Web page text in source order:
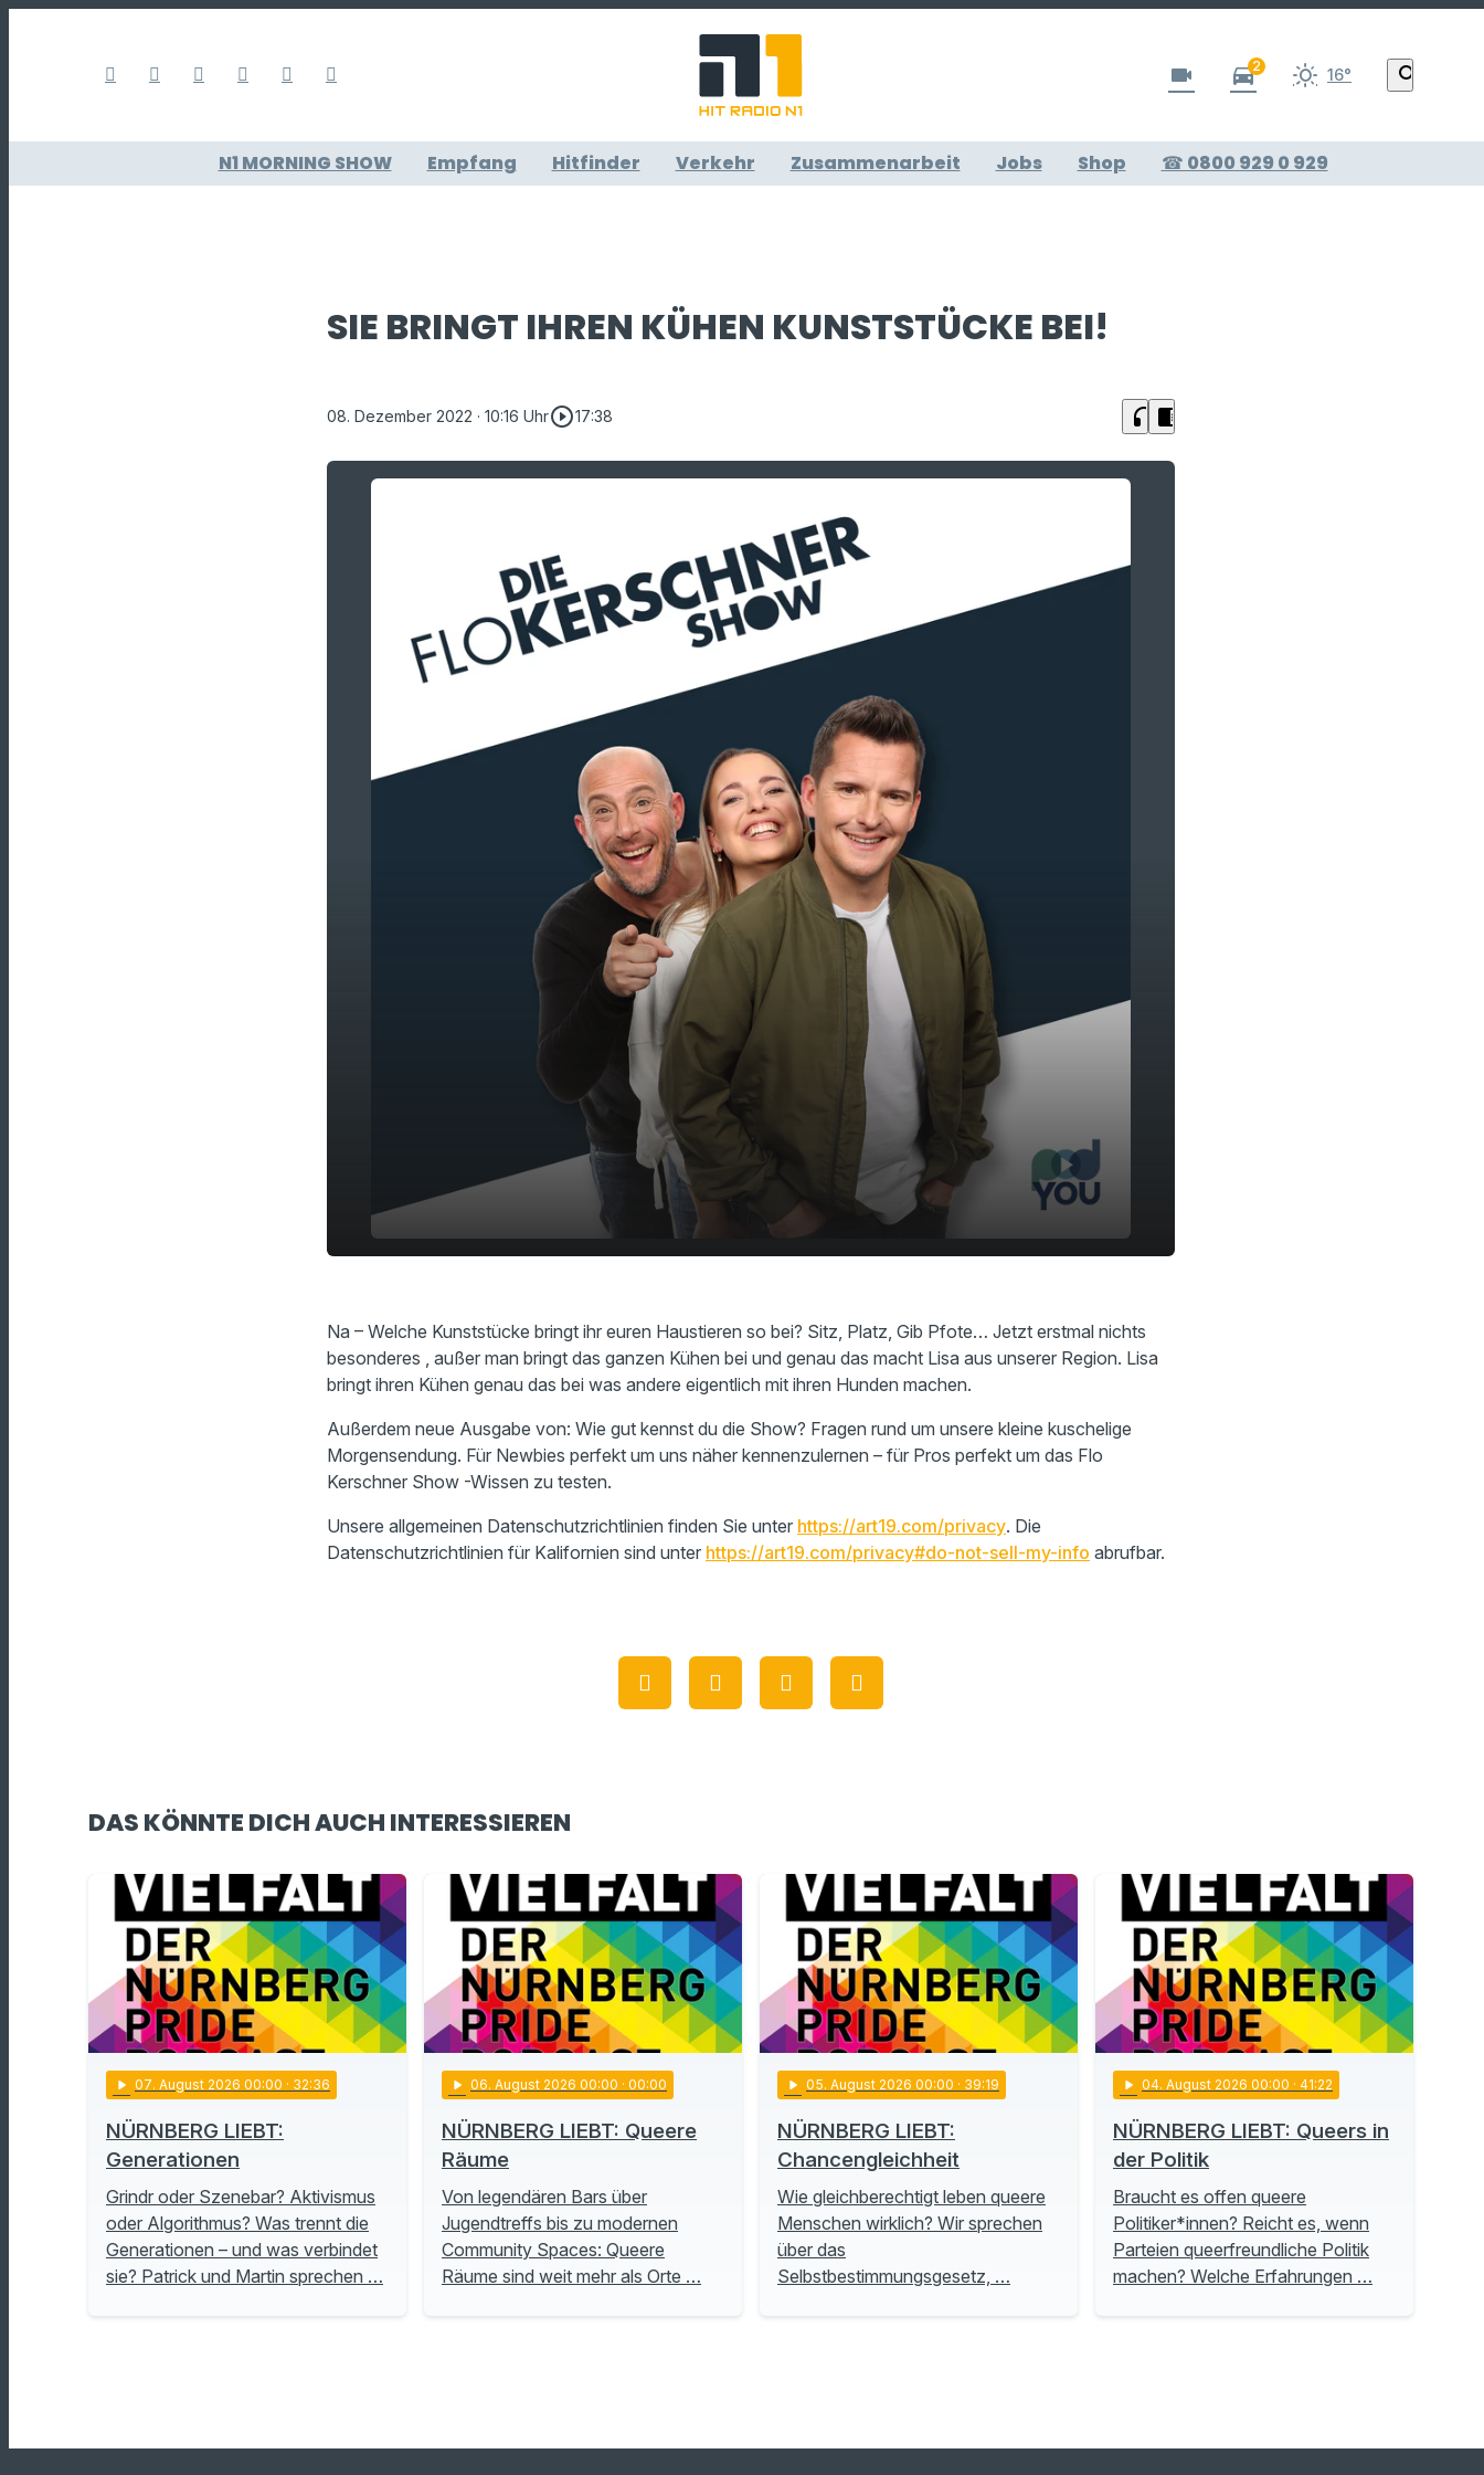
videocam directions_car2 16° search
N1 MORNING SHOW Empfang Hitfinder Verkehr Zusammenarbeit Jobs Shop ☎ 0800 929 0 929
SIE BRINGT IHREN KÜHEN KUNSTSTÜCKE BEI!
08. Dezember 2022 · 10:16 Uhrplay_circle_outline17:38 headphones chrome_reader_mode
Na – Welche Kunststücke bringt ihr euren Haustieren so bei? Sitz, Platz, Gib Pfote… Jetzt erstmal nichts
besonderes , außer man bringt das ganzen Kühen bei und genau das macht Lisa aus unserer Region. Lisa
bringt ihren Kühen genau das bei was andere eigentlich mit ihren Hunden machen.
Außerdem neue Ausgabe von: Wie gut kennst du die Show? Fragen rund um unsere kleine kuschelige
Morgensendung. Für Newbies perfekt um uns näher kennenzulernen – für Pros perfekt um das Flo
Kerschner Show -Wissen zu testen.
Unsere allgemeinen Datenschutzrichtlinien finden Sie unter https://art19.com/privacy. Die
Datenschutzrichtlinien für Kalifornien sind unter https://art19.com/privacy#do-not-sell-my-info abrufbar.
DAS KÖNNTE DICH AUCH INTERESSIEREN
play_arrow 07. August 2026 00:00 · 32:36
NÜRNBERG LIEBT:
Generationen
Grindr oder Szenebar? Aktivismus
oder Algorithmus? Was trennt die
Generationen – und was verbindet
sie? Patrick und Martin sprechen …
play_arrow 06. August 2026 00:00 · 00:00
NÜRNBERG LIEBT: Queere
Räume
Von legendären Bars über
Jugendtreffs bis zu modernen
Community Spaces: Queere
Räume sind weit mehr als Orte …
play_arrow 05. August 2026 00:00 · 39:19
NÜRNBERG LIEBT:
Chancengleichheit
Wie gleichberechtigt leben queere
Menschen wirklich? Wir sprechen
über das
Selbstbestimmungsgesetz, …
play_arrow 04. August 2026 00:00 · 41:22
NÜRNBERG LIEBT: Queers in
der Politik
Braucht es offen queere
Politiker*innen? Reicht es, wenn
Parteien queerfreundliche Politik
machen? Welche Erfahrungen …